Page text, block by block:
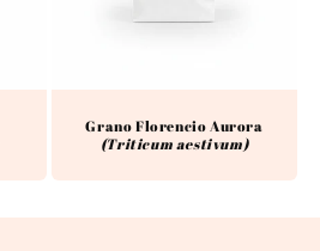
Grano Florencio Aurora
(Triticum aestivum)